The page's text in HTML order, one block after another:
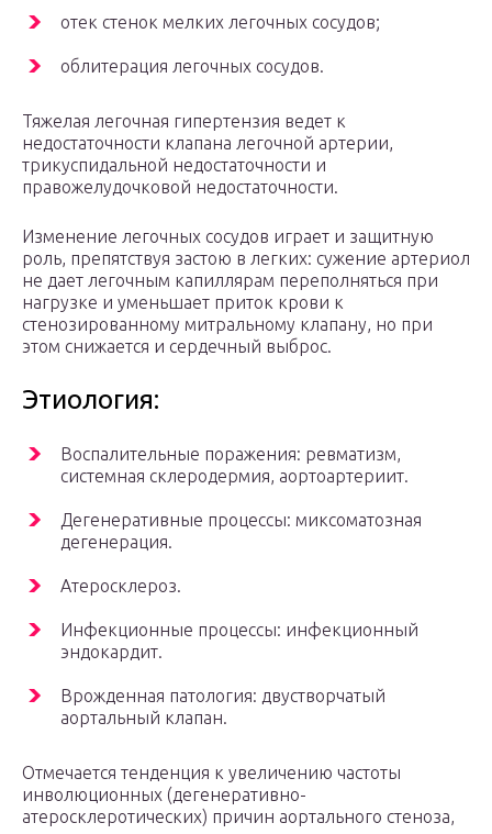
отек стенок мелких легочных сосудов;
облитерация легочных сосудов.
Тяжелая легочная гипертензия ведет к
недостаточности клапана легочной артерии,
трикуспидальной недостаточности и
правожелудочковой недостаточности.
Изменение легочных сосудов играет и защитную
роль, препятствуя застою в легких: сужение артериол
не дает легочным капиллярам переполняться при
нагрузке и уменьшает приток крови к
стенозированному митральному клапану, но при
этом снижается и сердечный выброс.
Этиология:
Воспалительные поражения: ревматизм,
системная склеродермия, аортоартериит.
Дегенеративные процессы: миксоматозная
дегенерация.
Атеросклероз.
Инфекционные процессы: инфекционный
эндокардит.
Врожденная патология: двустворчатый
аортальный клапан.
Отмечается тенденция к увеличению частоты
инволюционных (дегенеративно-
атеросклеротических) причин аортального стеноза,